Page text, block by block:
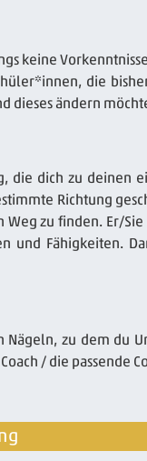
keine
die
dieses ändern
die dich zu deinen
Richtung
zu finden. Er/
und Fähigkeiten.
zu dem du
/ die passende